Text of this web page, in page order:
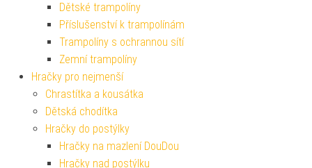
Dětské trampolíny
Příslušenství k trampolínám
Trampolíny s ochrannou sítí
Zemní trampolíny
Hračky pro nejmenší
Chrastítka a kousátka
Dětská chodítka
Hračky do postýlky
Hračky na mazlení DouDou
Hračky nad postýlku